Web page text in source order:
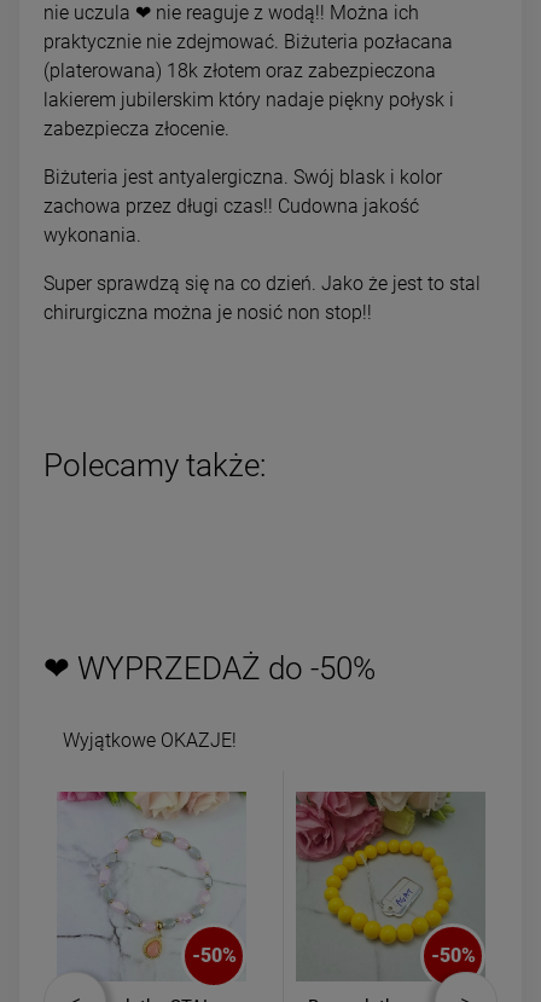
nie uczula ❤ nie reaguje z wodą!! Można ich
praktycznie nie zdejmować. Biżuteria pozłacana
(platerowana) 18k złotem oraz zabezpieczona
lakierem jubilerskim który nadaje piękny połysk i
zabezpiecza złocenie.
Biżuteria jest antyalergiczna. Swój blask i kolor
zachowa przez długi czas!! Cudowna jakość
wykonania.
Super sprawdzą się na co dzień. Jako że jest to stal
chirurgiczna można je nosić non stop!!
Polecamy także:
❤ WYPRZEDAŻ do -50%
Wyjątkowe OKAZJE!
-50% -50%